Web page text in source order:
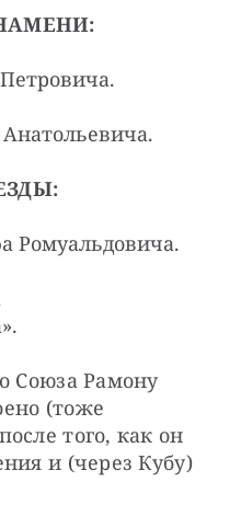
Ромуальдовича.
Союза Рамону
(тоже
того, как он
и (через Кубу)